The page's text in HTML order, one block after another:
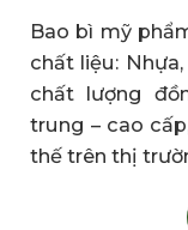
Bao bì mỹ
chất liệu: N
chất lượng
trung – cao
thế trên thị